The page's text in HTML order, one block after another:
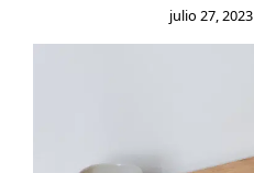
julio 27, 2023